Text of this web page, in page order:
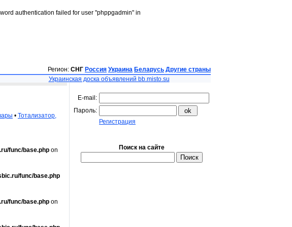
authentication failed for user "phppgadmin" in
Регион: СНГ Россия Украина Беларусь Другие страны
Украинская доска объявлений bb.misto.su
• Тотализатор,
func/base.php on
func/base.php
func/base.php on
E-mail:
Пароль:
Регистрация
Поиск на сайте